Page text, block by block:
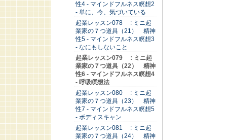
性4 - マインドフルネス瞑想2
- 単に、今、気づいている
起業レッスン078 : ミニ起
業家の７つ道具（21） 精神
性5 - マインドフルネス瞑想3
- なにもしないこと
起業レッスン079 : ミニ起
業家の７つ道具（22） 精神
性6 - マインドフルネス瞑想4
- 呼吸瞑想法
起業レッスン080 : ミニ起
業家の７つ道具（23） 精神
性7 - マインドフルネス瞑想5
- ボディスキャン
起業レッスン081 : ミニ起
業家の７つ道具（24） 精神